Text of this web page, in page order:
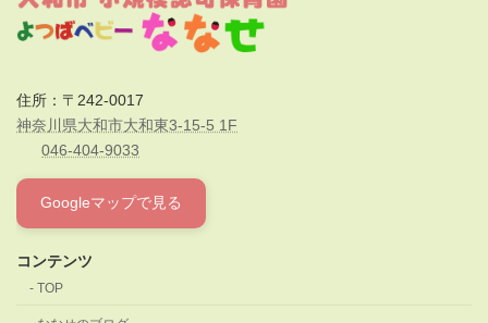
住所：〒242-0017
神奈川県大和市大和東3-15-5 1F
046-404-9033
Googleマップで見る
コンテンツ
TOP